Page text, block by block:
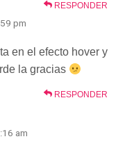
RESPONDER
pm
en el efecto hover y
la gracias
RESPONDER
am